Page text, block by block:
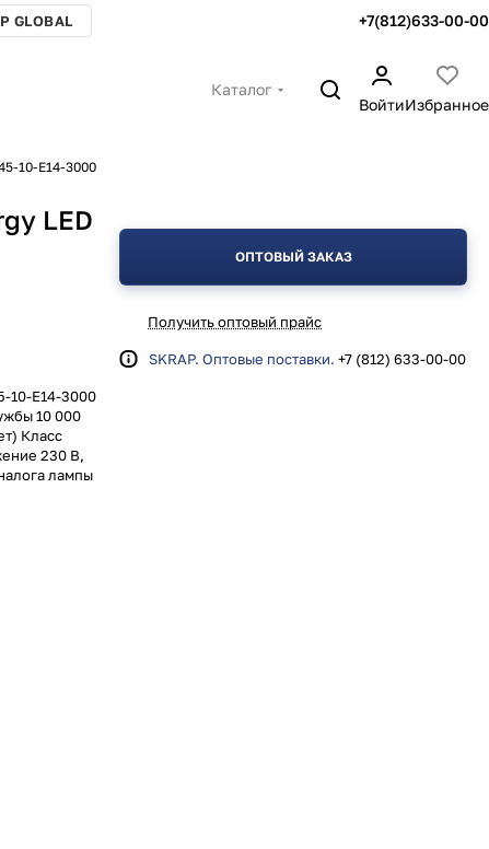
GLOBAL +7(812)633-00-00
Каталог
ВойтиИзбранное
10-E14-3000
LED
10-E14-3000
10 000
Класс
230 В,
лампы
ОПТОВЫЙ ЗАКАЗ
Получить оптовый прайс
SKRAP. Оптовые поставки. +7 (812) 633-00-00